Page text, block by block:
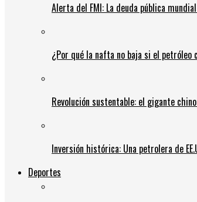
Alerta del FMI: La deuda pública
¿Por qué la nafta no baja si el petróleo
Revolución sustentable: el gigante
Inversión histórica: Una petrolera de
Deportes